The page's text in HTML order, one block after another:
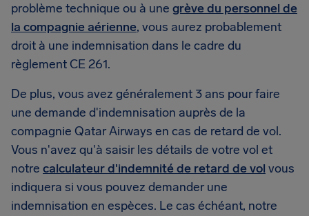
problème technique ou à une grève du personnel de
la compagnie aérienne, vous aurez probablement
droit à une indemnisation dans le cadre du
règlement CE 261.
De plus, vous avez généralement 3 ans pour faire
une demande d'indemnisation auprès de la
compagnie Qatar Airways en cas de retard de vol.
Vous n'avez qu'à saisir les détails de votre vol et
notre calculateur d'indemnité de retard de vol vous
indiquera si vous pouvez demander une
indemnisation en espèces. Le cas échéant, notre